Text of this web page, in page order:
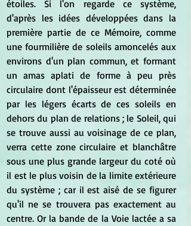
étoiles. Si l'on regarde ce système,
d'après les idées développées dans la
première partie de ce Mémoire, comme
une fourmilière de soleils amoncelés aux
environs d'un plan commun, et formant
un amas aplati de forme à peu près
circulaire dont l'épaisseur est déterminée
par les légers écarts de ces soleils en
dehors du plan de relations ; le Soleil, qui
se trouve aussi au voisinage de ce plan,
verra cette zone circulaire et blanchâtre
sous une plus grande largeur du coté où
il est le plus voisin de la limite extérieure
du système ; car il est aisé de se figurer
qu'il ne se trouvera pas exactement au
centre. Or la bande de la Voie lactée a sa